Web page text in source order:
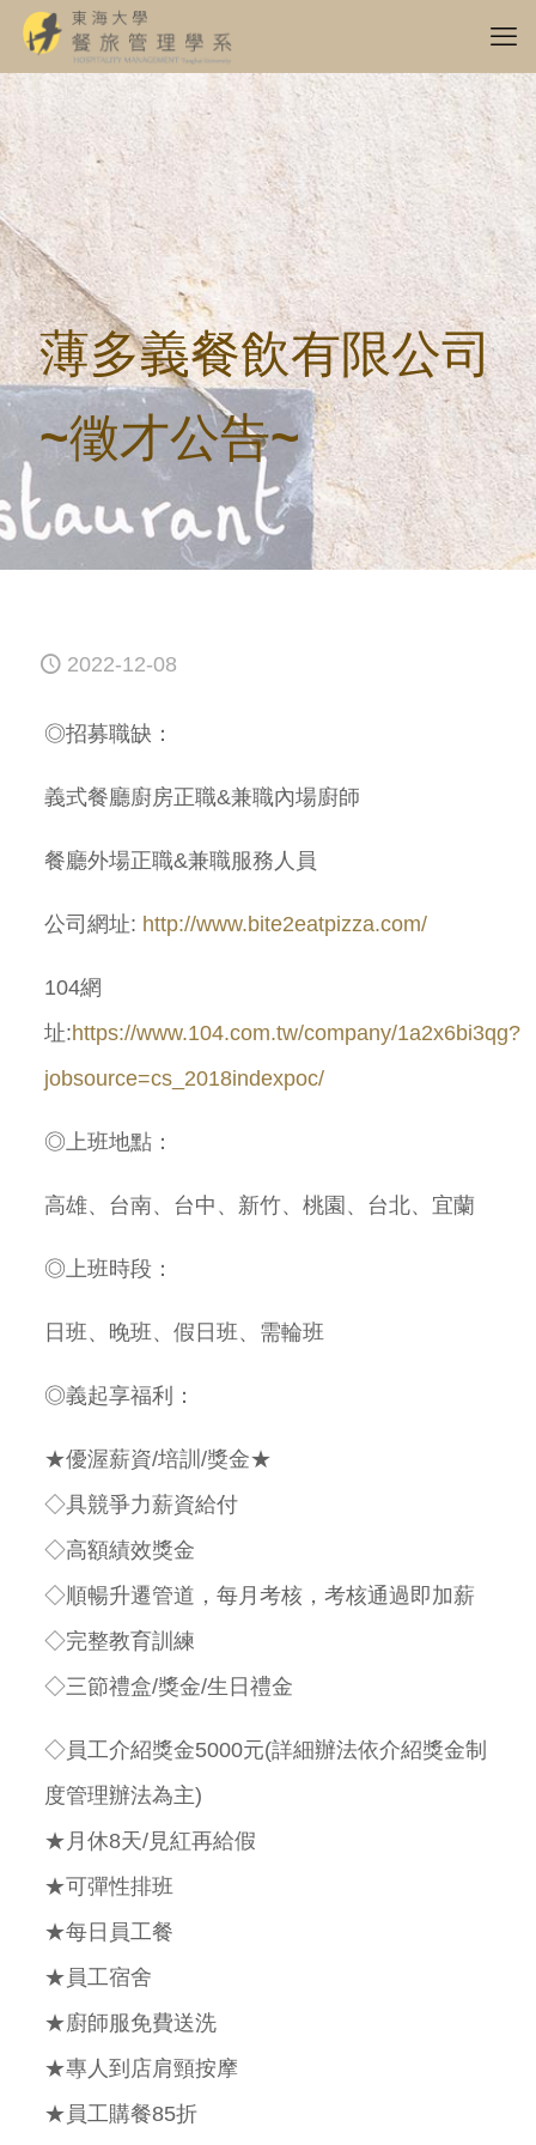
薄多義餐飲有限公司
~徵才公告~
2022-12-08
◎招募職缺：
義式餐廳廚房正職&兼職內場廚師
餐廳外場正職&兼職服務人員
公司網址: http://www.bite2eatpizza.com/
104網
址:https://www.104.com.tw/company/1a2x6bi3qg?
jobsource=cs_2018indexpoc/
◎上班地點：
高雄、台南、台中、新竹、桃園、台北、宜蘭
◎上班時段：
日班、晚班、假日班、需輪班
◎義起享福利：
★優渥薪資/培訓 /獎金★
◇具競爭力薪資給付
◇高額績效獎金
◇順暢升遷管道，每月考核，考核通過即加薪
◇完整教育訓練
◇三節禮盒/獎金/生日禮金
◇員工介紹獎金5000元(詳細辦法依介紹獎金制
度管理辦法為主)
★月休8天/見紅再給假
★可彈性排班
★每日員工餐
★員工宿舍
★廚師服免費送洗
★專人到店肩頸按摩
★員工購餐85折